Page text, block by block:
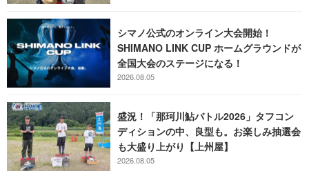
シマノ公式のオンライン大会開始！
SHIMANO LINK CUP ホームグラウンドが
全国大会のステージになる！
2026.08.05
盛況！「那珂川鮎バトル2026」タフコン
ディションの中、良型も。お楽しみ抽選会
も大盛り上がり【上州屋】
2026.08.05